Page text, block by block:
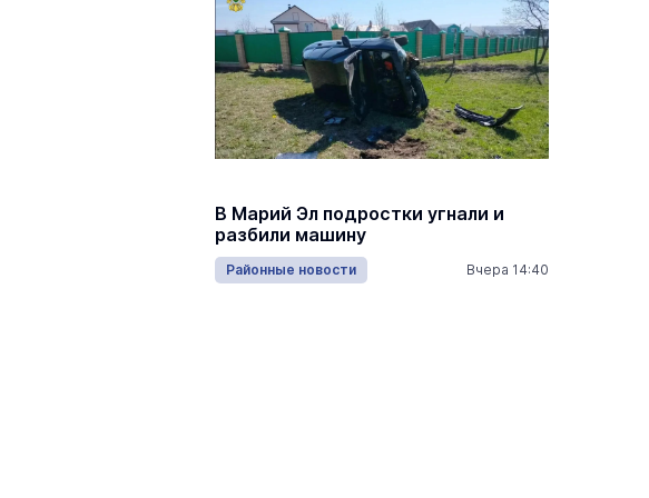
В Марий Эл подростки угнали и
разбили машину
Районные новости Вчера 14:40